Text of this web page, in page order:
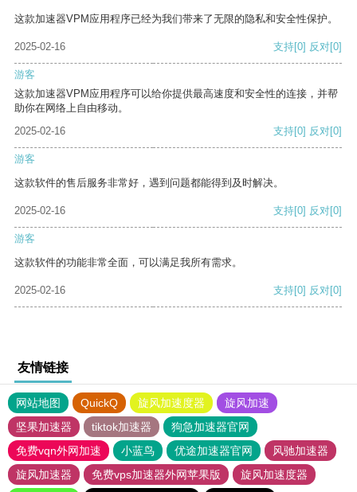
这款加速器VPM应用程序已经为我们带来了无限的隐私和安全性保护。
2025-02-16 支持[0] 反对[0]
游客
这款加速器VPM应用程序可以给你提供最高速度和安全性的连接，并帮
助你在网络上自由移动。
2025-02-16
支持[0] 反对[0]
游客
这款软件的售后服务非常好，遇到问题都能得到及时解决。
2025-02-16 支持[0] 反对[0]
游客
这款软件的功能非常全面，可以满足我所有需求。
2025-02-16 支持[0] 反对[0]
友情链接
网站地图 QuickQ 旋风加速度器
旋风加速
坚果加速器
tiktok加速器
狗急加速器官网
免费vqn外网加速
小蓝鸟 优途加速器官网
风驰加速器
旋风加速器
免费vps加速器外网苹果版 旋风加速度器